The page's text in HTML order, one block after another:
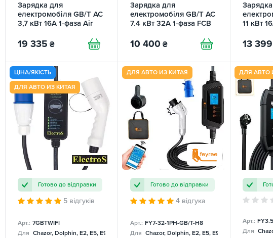
Зарядка для
електромобіля GB/T AC
3,7 кВт 16А 1-фаза Air
19 335 ₴
Зарядка для
електромобіля GB/T AC
7.4 кВт 32А 1-фаза FCB
10 400 ₴
11 кВт
13 399
ЦІНА/ЯКІСТЬ
ДЛЯ АВТО ИЗ КИТАЯ
Готово до відправки
5 відгуків
Арт.: 7GBTWIFI
Для Chazor, Dolphin, E2, E5, E9, Mercedes
ДЛЯ АВТО ИЗ КИТАЯ
Готово до відправки
4 відгука
Арт.: FY7-32-1PH-GB/T-H8
Для Chazor, Dolphin, E2, E5, E9, Mercedes
ДЛЯ АВТО
Арт.:
Для